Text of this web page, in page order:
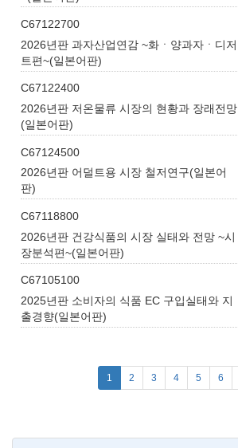
C67122700
2026년판 과자산업연감 ~화ㆍ양과자ㆍ디저
트편~(일본어판)
C67122400
2026년판 저온물류 시장의 현황과 장래전망
(일본어판)
C67124500
2026년판 어덜트용 시장 철저연구(일본어
판)
C67118800
2026년판 건강식품의 시장 실태와 전망 ~시
장분석편~(일본어판)
C67105100
2025년판 소비자의 식품 EC 구입실태와 지
출경향(일본어판)
1 (current)
2 3 4 5 6